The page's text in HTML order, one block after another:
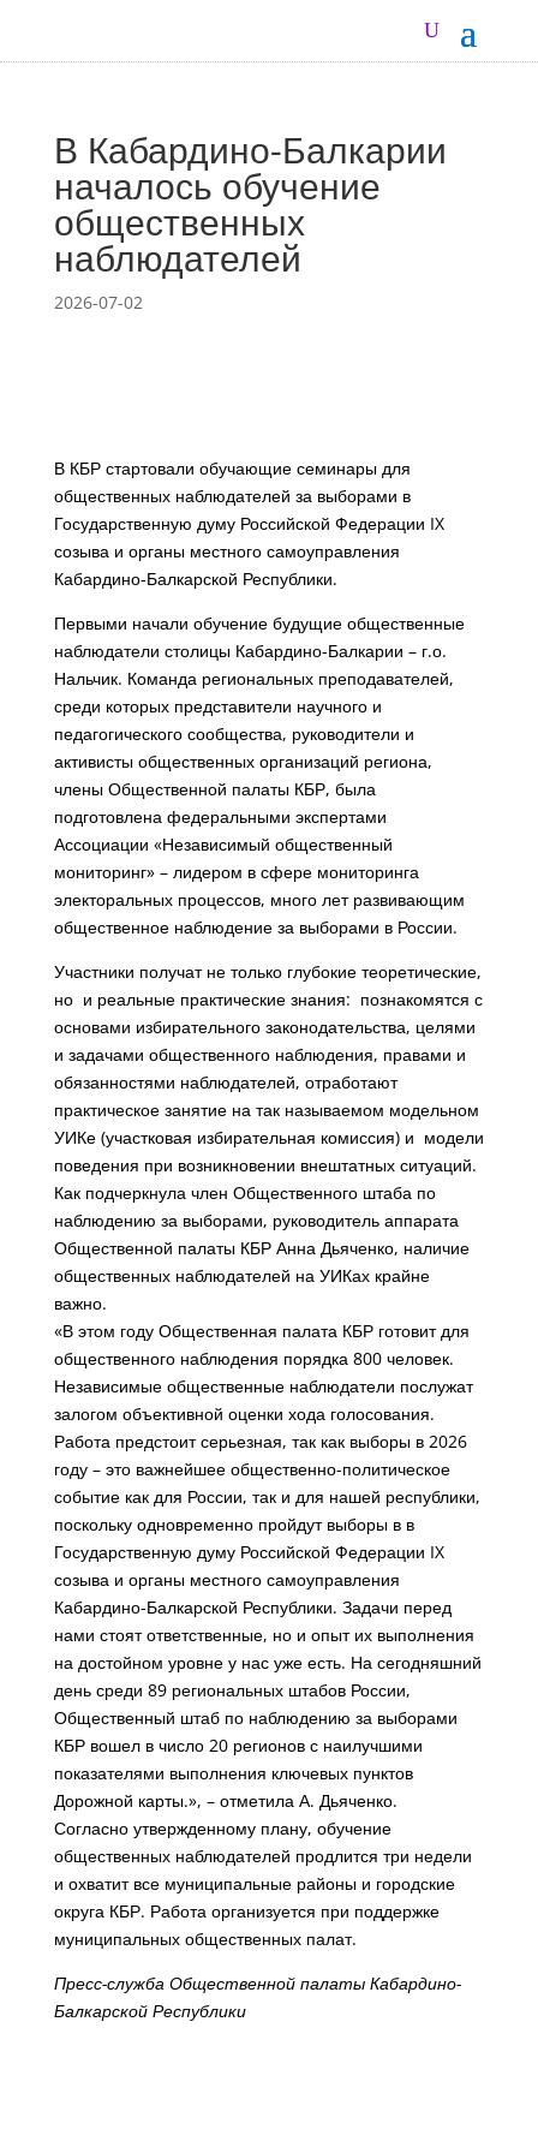
В Кабардино-Балкарии
началось обучение
общественных
наблюдателей
2026-07-02
В КБР стартовали обучающие семинары для
общественных наблюдателей за выборами в
Государственную думу Российской Федерации IX
созыва и органы местного самоуправления
Кабардино-Балкарской Республики.
Первыми начали обучение будущие общественные
наблюдатели столицы Кабардино-Балкарии – г.о.
Нальчик. Команда региональных преподавателей,
среди которых представители научного и
педагогического сообщества, руководители и
активисты общественных организаций региона,
члены Общественной палаты КБР, была
подготовлена федеральными экспертами
Ассоциации «Независимый общественный
мониторинг» – лидером в сфере мониторинга
электоральных процессов, много лет развивающим
общественное наблюдение за выборами в России.
Участники получат не только глубокие теоретические,
но и реальные практические знания: познакомятся с
основами избирательного законодательства, целями
и задачами общественного наблюдения, правами и
обязанностями наблюдателей, отработают
практическое занятие на так называемом модельном
УИКе (участковая избирательная комиссия) и модели
поведения при возникновении внештатных ситуаций.
Как подчеркнула член Общественного штаба по
наблюдению за выборами, руководитель аппарата
Общественной палаты КБР Анна Дьяченко, наличие
общественных наблюдателей на УИКах крайне
важно.
«В этом году Общественная палата КБР готовит для
общественного наблюдения порядка 800 человек.
Независимые общественные наблюдатели послужат
залогом объективной оценки хода голосования.
Работа предстоит серьезная, так как выборы в 2026
году – это важнейшее общественно-политическое
событие как для России, так и для нашей республики,
поскольку одновременно пройдут выборы в в
Государственную думу Российской Федерации IX
созыва и органы местного самоуправления
Кабардино-Балкарской Республики. Задачи перед
нами стоят ответственные, но и опыт их выполнения
на достойном уровне у нас уже есть. На сегодняшний
день среди 89 региональных штабов России,
Общественный штаб по наблюдению за выборами
КБР вошел в число 20 регионов с наилучшими
показателями выполнения ключевых пунктов
Дорожной карты.», – отметила А. Дьяченко.
Согласно утвержденному плану, обучение
общественных наблюдателей продлится три недели
и охватит все муниципальные районы и городские
округа КБР. Работа организуется при поддержке
муниципальных общественных палат.
Пресс-служба Общественной палаты Кабардино-
Балкарской Республики